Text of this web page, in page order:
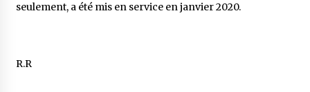
seulement, a été mis en service en janvier 2020.
R.R